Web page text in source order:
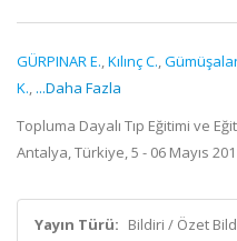
GÜRPINAR E.,Kılınç C.,
K., ...Daha Fazla
Topluma Dayalı Tıp Eğitimi ve
Antalya, Türkiye, 5 - 06 Mayıs
Yayın Türü: Bildiri / Özet